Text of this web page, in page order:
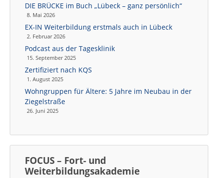
DIE BRÜCKE im Buch „Lübeck – ganz persönlich“
8. Mai 2026
EX-IN Weiterbildung erstmals auch in Lübeck
2. Februar 2026
Podcast aus der Tagesklinik
15. September 2025
Zertifiziert nach KQS
1. August 2025
Wohngruppen für Ältere: 5 Jahre im Neubau in der
Ziegelstraße
26. Juni 2025
FOCUS – Fort- und
Weiterbildungsakademie